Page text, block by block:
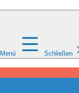
Menü Schließen